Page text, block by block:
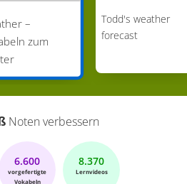
–
zum
Todd's weather
forecast
Noten verbessern
6.600
vorgefertigte
Vokabeln
8.370
Lernvideos